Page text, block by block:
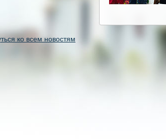
ко всем новостям